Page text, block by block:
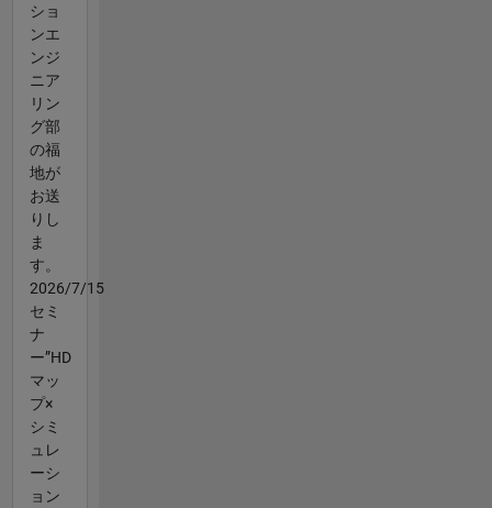
ショ
ンエ
ンジ
ニア
リン
グ部
の福
地が
お送
りし
ま
す。
2026/7/15
セミ
ナ
ー”HD
マッ
プ×
シミ
ュレ
ーシ
ョン